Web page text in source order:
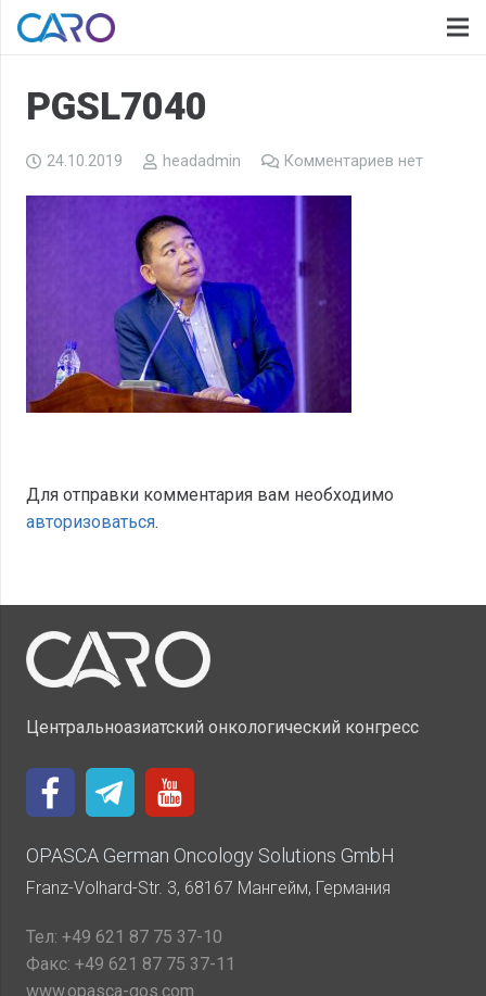
PGSL7040
24.10.2019 headadmin Комментариев нет
Для отправки комментария вам необходимо
авторизоваться.
Центральноазиатский онкологический конгресс
OPASCA German Oncology Solutions GmbH
Franz-Volhard-Str. 3, 68167 Мангейм, Германия
Тел: +49 621 87 75 37-10
Факс: +49 621 87 75 37-11
www.opasca-gos.com